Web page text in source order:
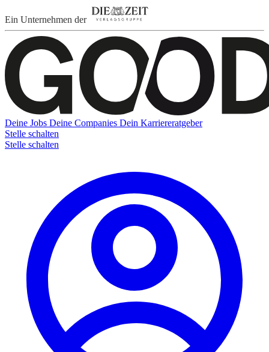
Ein Unternehmen der
Deine Jobs Deine Companies Dein Karriereratgeber
Stelle schalten
Stelle schalten